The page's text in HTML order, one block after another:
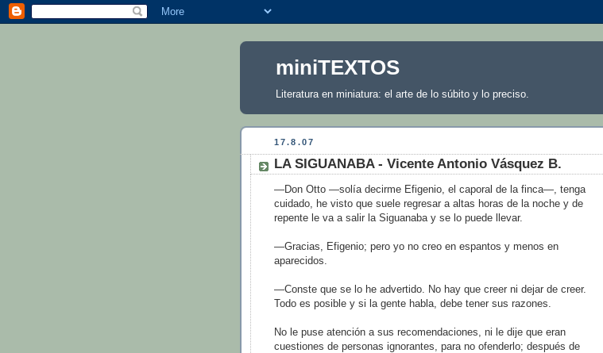
miniTEXTOS
Literatura en miniatura: el arte de lo súbito y lo preciso.
17.8.07
LA SIGUANABA - Vicente Antonio Vásquez B.
—Don Otto —solía decirme Efigenio, el caporal de la finca—, tenga
cuidado, he visto que suele regresar a altas horas de la noche y de
repente le va a salir la Siguanaba y se lo puede llevar.
—Gracias, Efigenio; pero yo no creo en espantos y menos en
aparecidos.
—Conste que se lo he advertido. No hay que creer ni dejar de creer.
Todo es posible y si la gente habla, debe tener sus razones.
No le puse atención a sus recomendaciones, ni le dije que eran
cuestiones de personas ignorantes, para no ofenderlo; después de